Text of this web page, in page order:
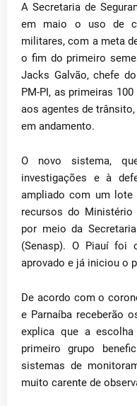
A Secretaria de
em maio o uso de
militares, com a meta
o fim do primeiro
Jacks Galvão, chefe
PM-PI, as primeiras
aos agentes de
em andamento.
O novo sistema,
investigações e à
ampliado com um lote
recursos do Ministério
por meio da
(Senasp). O Piauí foi
aprovado e já iniciou o
De acordo com o
e Parnaíba receberão
explica que a
primeiro grupo
sistemas de
muito carente de